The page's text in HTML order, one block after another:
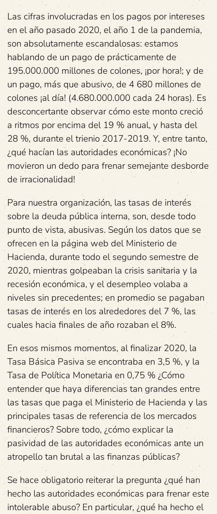
Las cifras involucradas en los pagos por intereses
en el año pasado 2020, el año 1 de la pandemia,
son absolutamente escandalosas: estamos
hablando de un pago de prácticamente de
195.000.000 millones de colones, ¡por hora!; y de
un pago, más que abusivo, de 4 680 millones de
colones ¡al día! (4.680.000.000 cada 24 horas). Es
desconcertante observar cómo este monto creció
a ritmos por encima del 19 % anual, y hasta del
28 %, durante el trienio 2017-2019. Y, entre tanto,
¿qué hacían las autoridades económicas? ¡No
movieron un dedo para frenar semejante desborde
de irracionalidad!
Para nuestra organización, las tasas de interés
sobre la deuda pública interna, son, desde todo
punto de vista, abusivas. Según los datos que se
ofrecen en la página web del Ministerio de
Hacienda, durante todo el segundo semestre de
2020, mientras golpeaban la crisis sanitaria y la
recesión económica, y el desempleo volaba a
niveles sin precedentes; en promedio se pagaban
tasas de interés en los alrededores del 7 %, las
cuales hacia finales de año rozaban el 8%.
En esos mismos momentos, al finalizar 2020, la
Tasa Básica Pasiva se encontraba en 3,5 %, y la
Tasa de Política Monetaria en 0,75 % ¿Cómo
entender que haya diferencias tan grandes entre
las tasas que paga el Ministerio de Hacienda y las
principales tasas de referencia de los mercados
financieros? Sobre todo, ¿cómo explicar la
pasividad de las autoridades económicas ante un
atropello tan brutal a las finanzas públicas?
Se hace obligatorio reiterar la pregunta ¿qué han
hecho las autoridades económicas para frenar este
intolerable abuso? En particular, ¿qué ha hecho el